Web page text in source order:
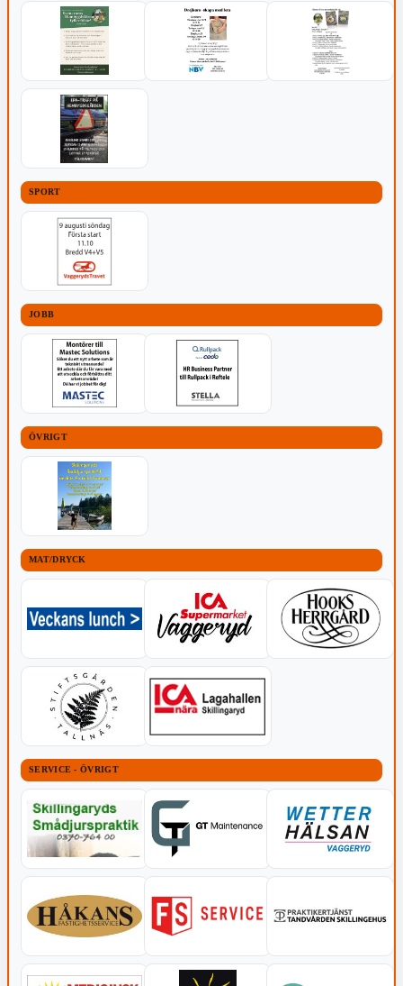
SPORT
JOBB
ÖVRIGT
MAT/DRYCK
SERVICE - ÖVRIGT